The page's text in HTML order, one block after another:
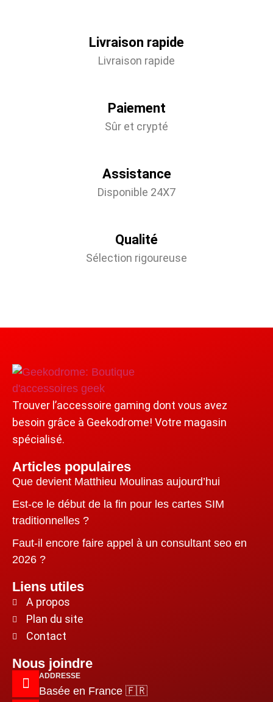
Livraison rapide
Livraison rapide
Paiement
Sûr et crypté
Assistance
Disponible 24X7
Qualité
Sélection rigoureuse
Trouver l’accessoire gaming dont vous avez
besoin grâce à Geekodrome! Votre magasin
spécialisé.
Articles populaires
Que devient Matthieu Moulinas aujourd’hui
Est-ce le début de la fin pour les cartes SIM
traditionnelles ?
Faut-il encore faire appel à un consultant seo en
2026 ?
Liens utiles
A propos
Plan du site
Contact
Nous joindre
ADDRESSE
Basée en France 🇫🇷